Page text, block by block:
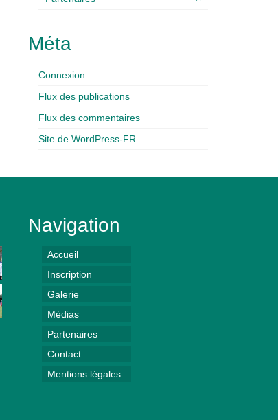
Méta
Connexion
Flux des publications
Flux des commentaires
Site de WordPress-FR
Navigation
Accueil
Inscription
Galerie
Médias
Partenaires
Contact
Mentions légales